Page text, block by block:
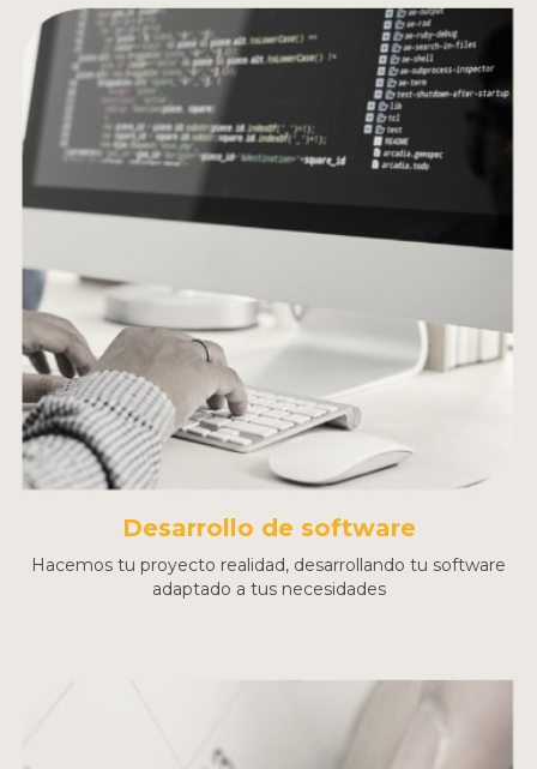
Desarrollo de software
Hacemos tu proyecto realidad, desarrollando tu software
adaptado a tus necesidades